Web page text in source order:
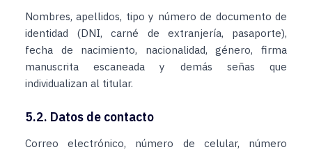
Nombres, apellidos, tipo y número de documento de
identidad (DNI, carné de extranjería, pasaporte),
fecha de nacimiento, nacionalidad, género, firma
manuscrita escaneada y demás señas que
individualizan al titular.
5.2. Datos de contacto
Correo electrónico, número de celular, número